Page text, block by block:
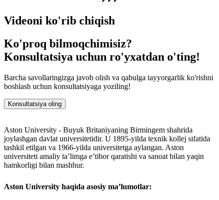
intilayotgan talabalar uchun jozibador tanlovga aylantiradi.
Videoni ko'rib chiqish
Ko'proq bilmoqchimisiz?
Konsultatsiya uchun ro'yxatdan o'ting!
Barcha savollaringizga javob olish va qabulga tayyorgarlik ko'rishni
boshlash uchun konsultatsiyaga yoziling!
Konsultatsiya oling
Aston University - Buyuk Britaniyaning Birmingem shahrida
joylashgan davlat universitetidir. U 1895-yilda texnik kollej sifatida
tashkil etilgan va 1966-yilda universitetga aylangan. Aston
universiteti amaliy ta’limga e’tibor qaratishi va sanoat bilan yaqin
hamkorligi bilan mashhur.
Aston University haqida asosiy ma’lumotlar: